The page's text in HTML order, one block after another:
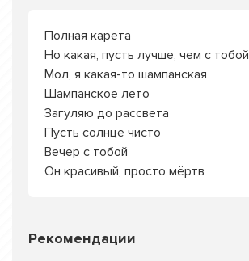
Полная карета
Но какая, пусть лучше, чем с тобой
Мол, я какая-то шампанская
Шампанское лето
Загуляю до рассвета
Пусть солнце чисто
Вечер с тобой
Он красивый, просто мёртв
Рекомендации